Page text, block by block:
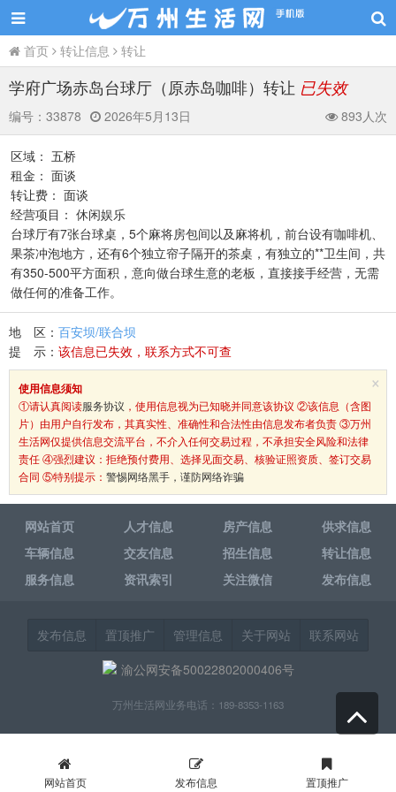
首页 转让信息 转让
学府广场赤岛台球厅（原赤岛咖啡）转让 已失效
编号： 33878 2026年5月13日 893人次
区域： 五桥
租金： 面谈
转让费： 面谈
经营项目： 休闲娱乐
台球厅有7张台球桌，5个麻将房包间以及麻将机，前台设有咖啡机、
果茶冲泡地方，还有6个独立帘子隔开的茶桌，有独立的**卫生间，共
有350-500平方面积，意向做台球生意的老板，直接接手经营，无需
做任何的准备工作。
地 区： 百安坝/联合坝
提 示： 该信息已失效，联系方式不可查
×
使用信息须知
①请认真阅读服务协议 ，使用信息视为已知晓并同意该协议 ②该信息（含图
片）由用户自行发布，其真实性、准确性和合法性由信息发布者负责 ③万州
生活网仅提供信息交流平台，不介入任何交易过程，不承担安全风险和法律
责任 ④强烈建议：拒绝预付费用、选择见面交易、核验证照资质、签订交易
合同 ⑤特别提示： 警惕网络黑手，谨防网络诈骗
网站首页 人才信息 房产信息
供求信息
车辆信息
交友信息 招生信息
转让信息
服务信息
资讯索引 关注微信 发布信息
发布信息 置顶推广 管理信息 关于网站
联系网站
渝公网安备50022802000406号
万州生活网业务电话：189-8353-1163
网站首页 发布信息 置顶推广